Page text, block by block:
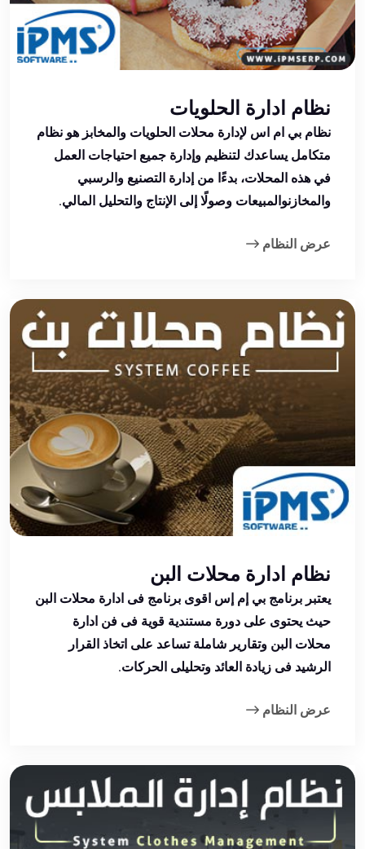
نظام ادارة الحلويات
نظام بي ام اس لإدارة محلات الحلويات والمخابز هو نظام
متكامل يساعدك لتنظيم وإدارة جميع احتياجات العمل
في هذه المحلات، بدءًا من إدارة التصنيع والرسبي
والمخازنوالمبيعات وصولًا إلى الإنتاج والتحليل المالي.
عرض النظام
نظام ادارة محلات البن
يعتبر برنامج بي إم إس اقوى برنامج فى ادارة محلات البن
حيث يحتوى على دورة مستندية قوية فى فن ادارة
محلات البن وتقارير شاملة تساعد على اتخاذ القرار
الرشيد فى زيادة العائد وتحليلى الحركات.
عرض النظام